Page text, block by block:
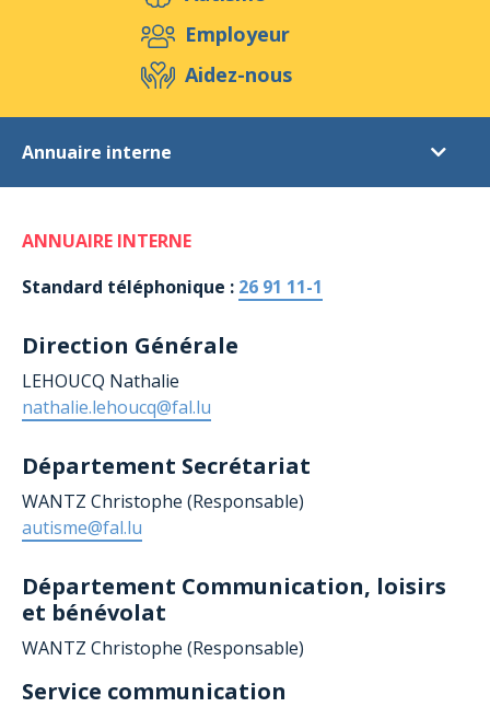
Aidez-nous
Evénements Publications Médias
Employeur
Aidez-nous
Annuaire interne
Adresses et heures d'ouverture
Contacts nationaux
Plan d'accès
Formulaire de contact
ANNUAIRE INTERNE
Standard téléphonique : 26 91 11-1
Direction Générale
LEHOUCQ Nathalie
nathalie.lehoucq@fal.lu
Département Secrétariat
WANTZ Christophe (Responsable)
autisme@fal.lu
Département Communication, loisirs
et bénévolat
WANTZ Christophe (Responsable)
Service communication